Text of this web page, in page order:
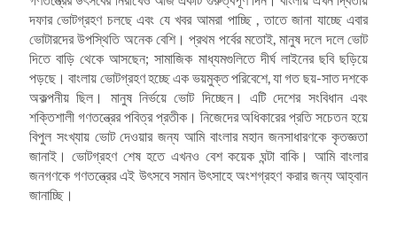
দফার ভোটগ্রহণ চলছে এবং যে খবর আমরা পাচ্ছি , তাতে জানা যাচ্ছে এবার
ভোটারদের উপস্থিতি অনেক বেশি। প্রথম পর্বের মতোই, মানুষ দলে দলে ভোট
দিতে বাড়ি থেকে আসছেন; সামাজিক মাধ্যমগুলিতে দীর্ঘ লাইনের ছবি ছড়িয়ে
পড়ছে। বাংলায় ভোটগ্রহণ হচ্ছে এক ভয়মুক্ত পরিবেশে, যা গত ছয়-সাত দশকে
অকল্পনীয় ছিল। মানুষ নির্ভয়ে ভোট দিচ্ছেন। এটি দেশের সংবিধান এবং
শক্তিশালী গণতন্ত্রের পবিত্র প্রতীক। নিজেদের অধিকারের প্রতি সচেতন হয়ে
বিপুল সংখ্যায় ভোট দেওয়ার জন্য আমি বাংলার মহান জনসাধারণকে কৃতজ্ঞতা
জানাই। ভোটগ্রহণ শেষ হতে এখনও বেশ কয়েক ঘন্টা বাকি। আমি বাংলার
জনগণকে গণতন্ত্রের এই উৎসবে সমান উৎসাহে অংশগ্রহণ করার জন্য আহ্বান
জানাচ্ছি।